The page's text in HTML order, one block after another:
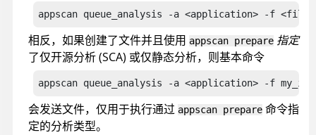
appscan queue_analysis -a <application> -f
相反，如果创建了文件并且使用 appscan prepare 指定
了仅开源分析 (SCA) 或仅静态分析，则基本命令
appscan queue_analysis -a <application> -f
会发送文件，仅用于执行通过 appscan prepare 命令指
定的分析类型。